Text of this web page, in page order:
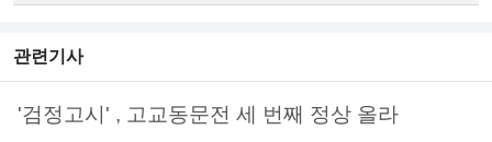
관련기사
'검정고시' , 고교동문전 세 번째 정상 올라